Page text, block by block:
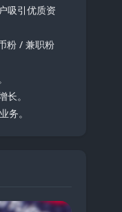
吸引优质资
粉 / 兼职粉
。
务。